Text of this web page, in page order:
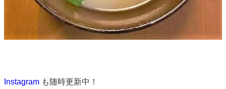
Instagram も随時更新中！